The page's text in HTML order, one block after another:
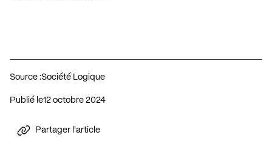
Source :Société Logique
Publié le 12 octobre 2024
Partager l'article